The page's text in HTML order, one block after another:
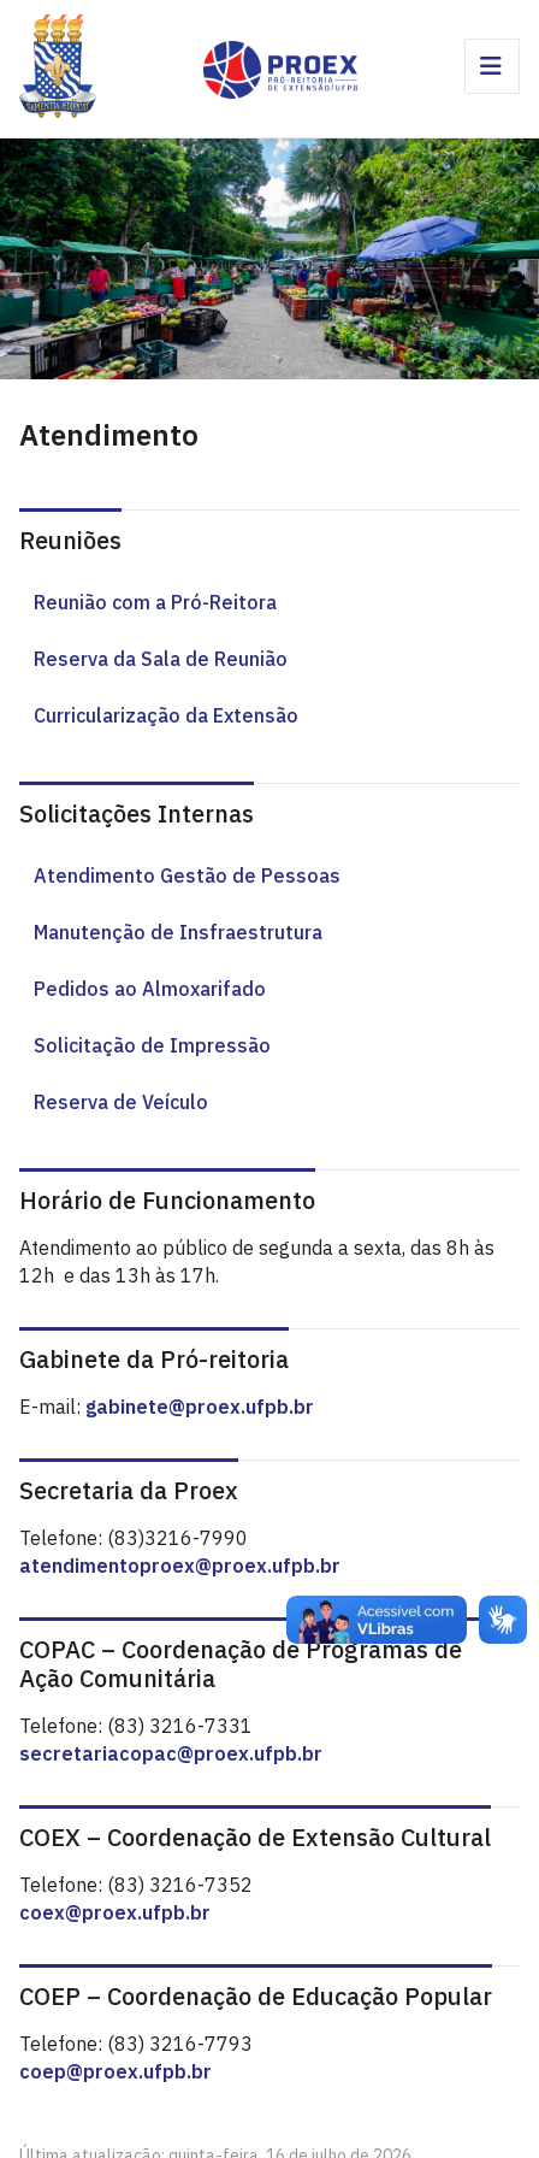
Atendimento
Reuniões
Reunião com a Pró-Reitora
Reserva da Sala de Reunião
Curricularização da Extensão
Solicitações Internas
Atendimento Gestão de Pessoas
Manutenção de Insfraestrutura
Pedidos ao Almoxarifado
Solicitação de Impressão
Reserva de Veículo
Horário de Funcionamento
Atendimento ao público de segunda a sexta, das 8h às
12h e das 13h às 17h.
Gabinete da Pró-reitoria
E-mail: gabinete@proex.ufpb.br
Secretaria da Proex
Telefone: (83)3216-7990
atendimentoproex@proex.ufpb.br
COPAC – Coordenação de Programas de
Ação Comunitária
Telefone: (83) 3216-7331
secretariacopac@proex.ufpb.br
COEX – Coordenação de Extensão Cultural
Telefone: (83) 3216-7352
coex@proex.ufpb.br
COEP – Coordenação de Educação Popular
Telefone: (83) 3216-7793
coep@proex.ufpb.br